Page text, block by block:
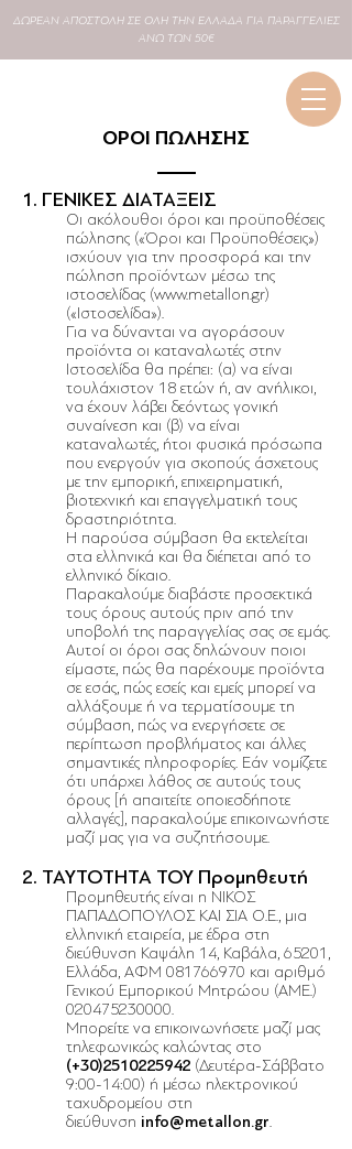
ΔΩΡΕΑΝ ΑΠΟΣΤΟΛΗ ΣΕ ΟΛΗΤΗΝ ΕΛΛΑΔΑ ΓΙΑ ΠΑΡΑΓΓΕΛΙΕΣ
ΑΝΩ ΤΩΝ 50€
ΟΡΟΙ ΠΩΛΗΣΗΣ
1. ΓΕΝΙΚΕΣ ΔΙΑΤΑΞΕΙΣ
Οι ακόλουθοι όροι και προϋποθέσεις
πώλησης («Όροι και Προϋποθέσεις»)
ισχύουν για την προσφορά και την
πώληση προϊόντων μέσω της
ιστοσελίδας (www.metallon.gr)
(«Ιστοσελίδα»).
Για να δύνανται να αγοράσουν
προϊόντα οι καταναλωτές στην
Ιστοσελίδα θα πρέπει: (α) να είναι
τουλάχιστον 18 ετών ή, αν ανήλικοι,
να έχουν λάβει δεόντως γονική
συναίνεση και (β) να είναι
καταναλωτές, ήτοι φυσικά πρόσωπα
που ενεργούν για σκοπούς άσχετους
με την εμπορική, επιχειρηματική,
βιοτεχνική και επαγγελματική τους
δραστηριότητα.
Η παρούσα σύμβαση θα εκτελείται
στα ελληνικά και θα διέπεται από το
ελληνικό δίκαιο.
Παρακαλούμε διαβάστε προσεκτικά
τους όρους αυτούς πριν από την
υποβολή της παραγγελίας σας σε εμάς.
Αυτοί οι όροι σας δηλώνουν ποιοι
είμαστε, πώς θα παρέχουμε προϊόντα
σε εσάς, πώς εσείς και εμείς μπορεί να
αλλάξουμε ή να τερματίσουμε τη
σύμβαση, πώς να ενεργήσετε σε
περίπτωση προβλήματος και άλλες
σημαντικές πληροφορίες. Εάν νομίζετε
ότι υπάρχει λάθος σε αυτούς τους
όρους [ή απαιτείτε οποιεσδήποτε
αλλαγές], παρακαλούμε επικοινωνήστε
μαζί μας για να συζητήσουμε.
2. ΤΑΥΤΟΤΗΤΑ ΤΟΥ Προμηθευτή
Προμηθευτής είναι η ΝΙΚΟΣ
ΠΑΠΑΔΟΠΟΥΛΟΣ ΚΑΙ ΣΙΑ Ο.Ε., μια
ελληνική εταιρεία, με έδρα στη
διεύθυνση Καψάλη 14, Καβάλα, 65201,
Ελλάδα, ΑΦΜ 081766970 και αριθμό
Γενικού Εμπορικού Μητρώου (ΑΜΕ.)
020475230000.
Μπορείτε να επικοινωνήσετε μαζί μας
τηλεφωνικώς καλώντας στο
(+30)2510225942 (Δευτέρα-Σάββατο
9:00-14:00) ή μέσω ηλεκτρονικού
ταχυδρομείου στη
διεύθυνση info@metallon.gr.